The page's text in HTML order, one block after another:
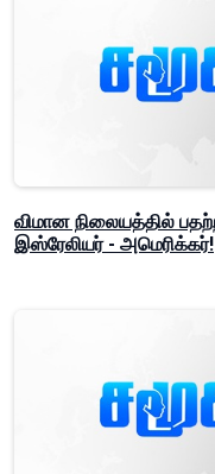
விமான நிலையத்தில்
இஸ்ரேலியர் - அமெரிக்கர்!